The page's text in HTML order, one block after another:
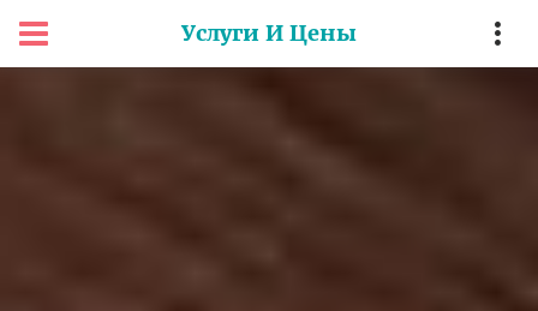
Услуги И Цены